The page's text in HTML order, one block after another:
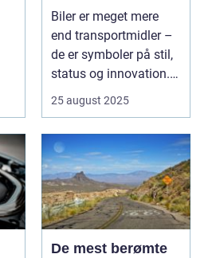
Biler er meget mere
end transportmidler –
de er symboler på stil,
status og innovation.
...
25 august 2025
De mest berømte